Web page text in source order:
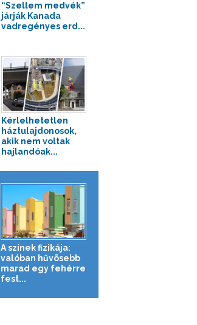
“Szellem medvék”
járják Kanada
vadregényes erd...
Kérlelhetetlen
háztulajdonosok,
akik nem voltak
hajlandóak...
A színek fizikája:
valóban hűvösebb
marad egy fehérre
fest...